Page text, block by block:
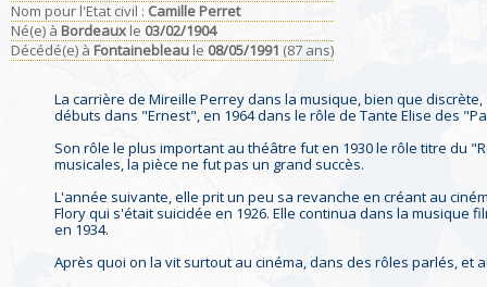
Nom pour l'Etat civil : Camille Perret
Né(e) à Bordeauxle 03/02/1904
Décédé(e) à Fontainebleaule 08/05/1991 (87 ans)
La carrière de Mireille Perrey dans la musique, bien que
débuts dans "Ernest", en 1964 dans le rôle de Tante Elise des
Son rôle le plus important au théâtre fut en 1930 le rôle titre du
musicales, la pièce ne fut pas un grand succès.
L'année suivante, elle prit un peu sa revanche en créant au
Flory qui s'était suicidée en 1926. Elle continua dans la
en 1934.
Après quoi on la vit surtout au cinéma, dans des rôles parlés, et